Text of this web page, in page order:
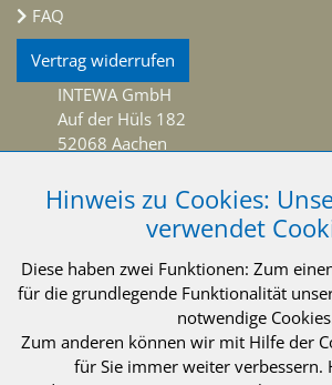
FAQ
Vertrag widerrufen
INTEWA GmbH
Auf der Hüls 182
52068 Aachen
Telefon: +49 (0)241 96605 0
Telefax: +49 (0)241 96605 10
info@intewa.de
NEWSLETTER Abonnieren
Hinweis zu Cookies:
verwendet
Diese haben zwei Funktionen: Zum
für die grundlegende Funktionalität
notwendige
Zum anderen können wir mit Hilfe der
für Sie immer weiter verbessern.